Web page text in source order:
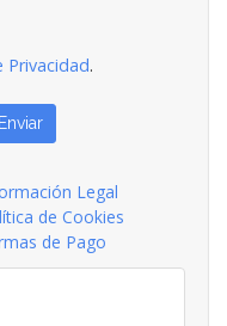
Privacidad.
Enviar
Legal
de Cookies
de Pago